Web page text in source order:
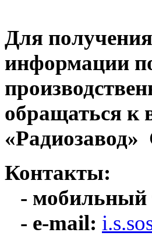
Для
информации
обращаться к
Контакты:
- мобильный
- e-mail: